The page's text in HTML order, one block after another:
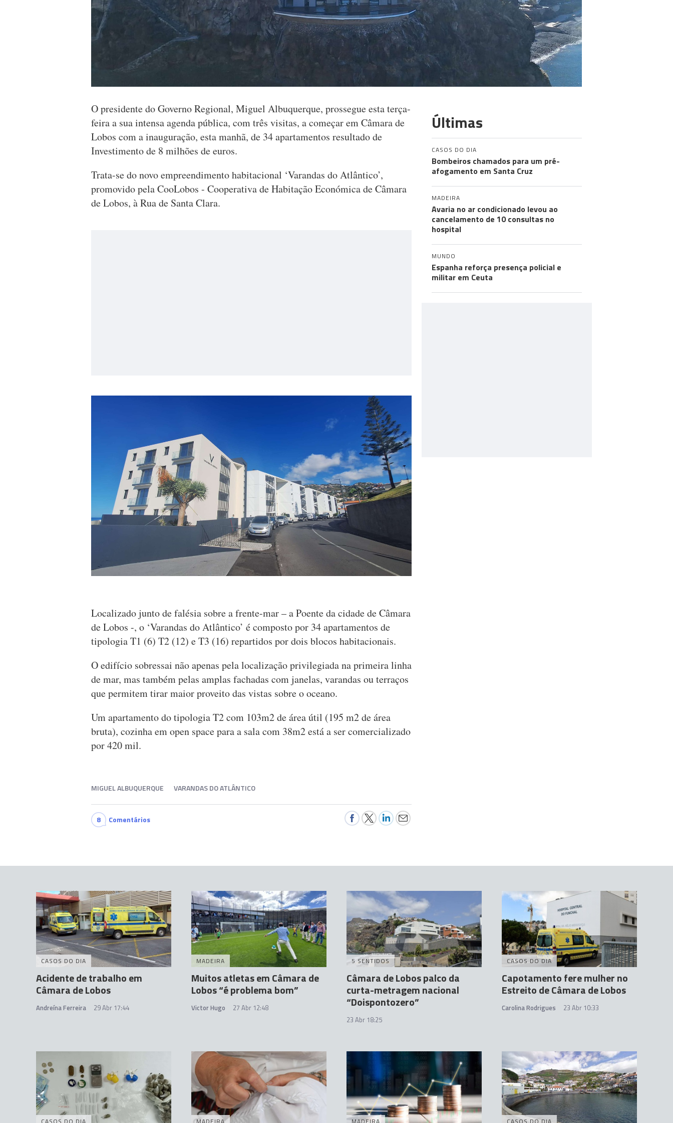
O presidente do Governo Regional, Miguel Albuquerque, prossegue esta terça-
feira a sua intensa agenda pública, com três visitas, a começar em Câmara de
Lobos com a inauguração, esta manhã, de 34 apartamentos resultado de
Investimento de 8 milhões de euros.
Trata-se do novo empreendimento habitacional ‘Varandas do Atlântico’,
promovido pela CooLobos - Cooperativa de Habitação Económica de Câmara
de Lobos, à Rua de Santa Clara.
Localizado junto de falésia sobre a frente-mar – a Poente da cidade de Câmara
de Lobos -, o ‘Varandas do Atlântico’ é composto por 34 apartamentos de
tipologia T1 (6) T2 (12) e T3 (16) repartidos por dois blocos habitacionais.
O edifício sobressai não apenas pela localização privilegiada na primeira linha
de mar, mas também pelas amplas fachadas com janelas, varandas ou terraços
que permitem tirar maior proveito das vistas sobre o oceano.
Um apartamento do tipologia T2 com 103m2 de área útil (195 m2 de área
bruta), cozinha em open space para a sala com 38m2 está a ser comercializado
por 420 mil.
MIGUEL ALBUQUERQUE VARANDAS DO ATLÂNTICO
8 Comentários
Últimas
CASOS DO DIA
Bombeiros chamados para um pré-
afogamento em Santa Cruz
MADEIRA
Avaria no ar condicionado levou ao
cancelamento de 10 consultas no
hospital
MUNDO
Espanha reforça presença policial e
militar em Ceuta
CASOS DO DIA
Acidente de trabalho em
Câmara de Lobos
Andreína Ferreira 29 Abr 17:44
MADEIRA
Muitos atletas em Câmara de
Lobos “é problema bom”
Victor Hugo 27 Abr 12:48
5 SENTIDOS
Câmara de Lobos palco da
curta-metragem nacional
“Doispontozero”
23 Abr 18:25
CASOS DO DIA
Capotamento fere mulher no
Estreito de Câmara de Lobos
Carolina Rodrigues 23 Abr 10:33